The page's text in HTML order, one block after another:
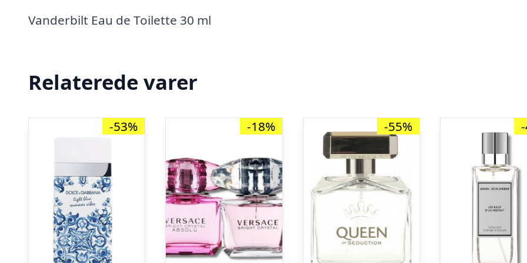
Vanderbilt Eau de Toilette 30 ml
Relaterede varer
-53% -18% -55%